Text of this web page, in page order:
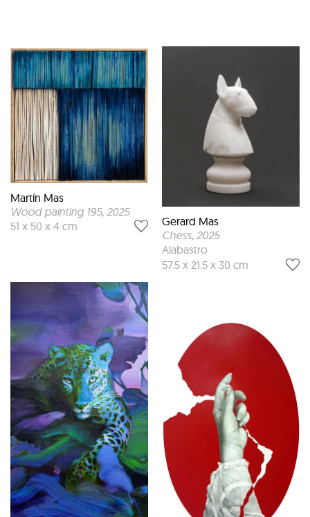
Martín Mas
Wood painting 195, 2025
51 x 50 x 4 cm
Gerard Mas
Chess, 2025
Alabastro
57.5 x 21.5 x 30 cm